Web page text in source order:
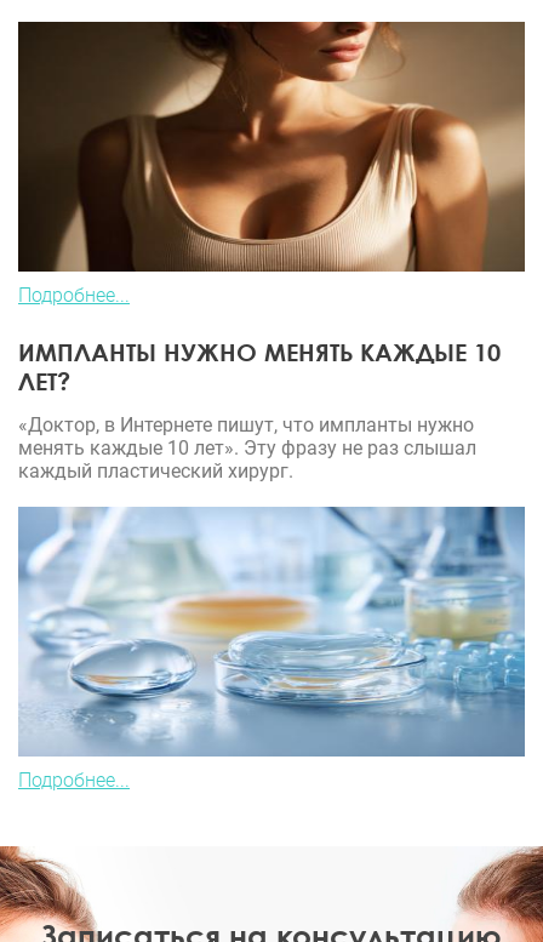
Подробнее...
ИМПЛАНТЫ НУЖНО МЕНЯТЬ КАЖДЫЕ 10
ЛЕТ?
«Доктор, в Интернете пишут, что импланты нужно
менять каждые 10 лет». Эту фразу не раз слышал
каждый пластический хирург.
Подробнее...